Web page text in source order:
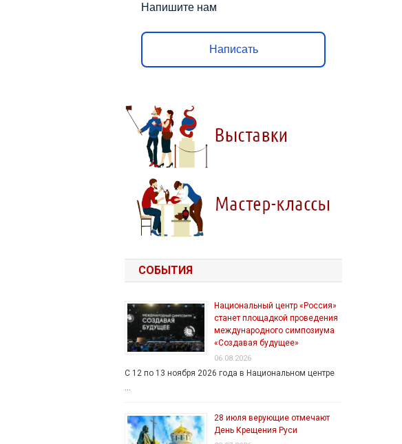
Напишите нам
Написать
СОБЫТИЯ
Национальный центр «Россия»
станет площадкой проведения
международного симпозиума
«Создавая будущее»
06.08.2026
С 12 по 13 ноября 2026 года в Национальном центре
28 июля верующие отмечают
День Крещения Руси